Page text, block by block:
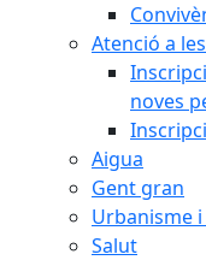
Atenció a
noves
Aigua
Gent gran
Urbanisme
Salut